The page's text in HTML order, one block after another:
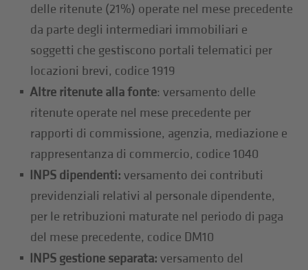
delle ritenute (21%) operate nel mese precedente
da parte degli intermediari immobiliari e
soggetti che gestiscono portali telematici per
locazioni brevi, codice 1919
Altre ritenute alla fonte: versamento delle
ritenute operate nel mese precedente per
rapporti di commissione, agenzia, mediazione e
rappresentanza di commercio, codice 1040
INPS dipendenti: versamento dei contributi
previdenziali relativi al personale dipendente,
per le retribuzioni maturate nel periodo di paga
del mese precedente, codice DM10
INPS gestione separata: versamento del